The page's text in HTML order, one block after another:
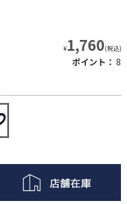
¥1,760(税込)
ポイント： 8